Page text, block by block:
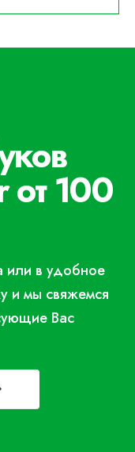
от 100
или в удобное
и мы свяжемся
Вас